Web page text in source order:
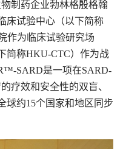
制药企业勃林格殷格翰
床试验中心（以下简称
作为临床试验研究场
简称HKU-CTC）作为战
SARD是一项在SARD-
疗效和安全性的双盲、
球约15个国家和地区同步